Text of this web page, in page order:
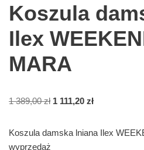
Koszula
Ilex
MARA
1 389,00zł 1 111,20 zł
Koszula damska lniana Ilex
wyprzedaż